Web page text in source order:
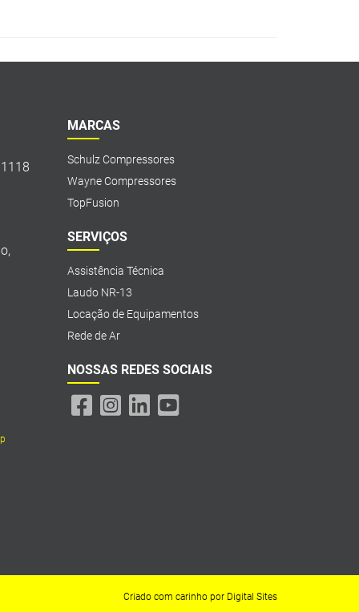
MARCAS
Schulz Compressores
Wayne Compressores
TopFusion
SERVIÇOS
Assistência Técnica
Laudo NR-13
Locação de Equipamentos
Rede de Ar
NOSSAS REDES SOCIAIS
Criado com carinho por Digital Sites